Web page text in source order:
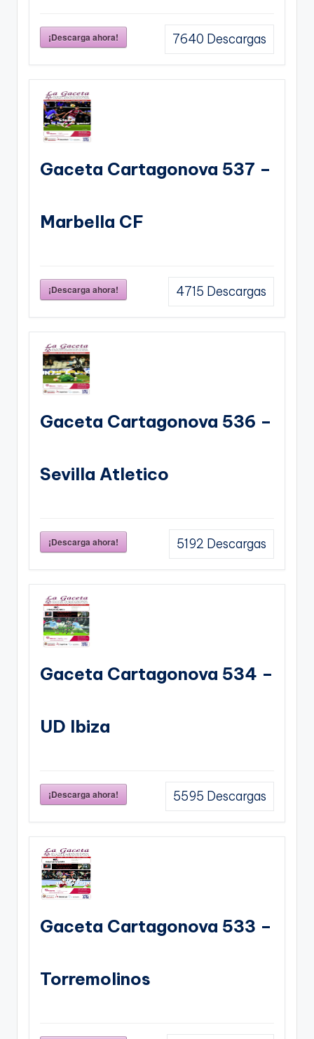
¡Descarga ahora! 7640 Descargas
Gaceta Cartagonova 537 –
Marbella CF
¡Descarga ahora! 4715 Descargas
Gaceta Cartagonova 536 –
Sevilla Atletico
¡Descarga ahora! 5192 Descargas
Gaceta Cartagonova 534 –
UD Ibiza
¡Descarga ahora! 5595 Descargas
Gaceta Cartagonova 533 –
Torremolinos